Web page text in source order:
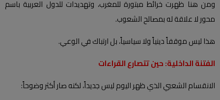
ومن هنا ظهرت خرائط مبتورة للمغرب، وتهديدات للدول العربية باسم
محور لا علاقة له بمصالح الشعوب.
هذا ليس موقفاً دينياً ولا سياسياً، بل ارتباك في الوعي.
الفتنة الداخلية: حين تتصارع القراءات
الانقسام الشعبي الذي ظهر اليوم ليس جديداً، لكنه صار أكثر وضوحاً: